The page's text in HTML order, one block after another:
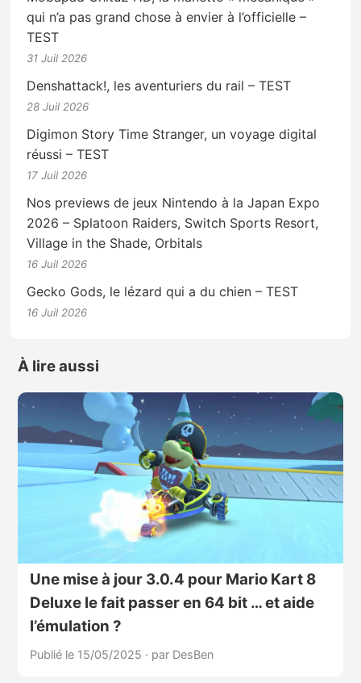
qui n’a pas grand chose à envier à l’officielle –
TEST
31 Juil 2026
Denshattack!, les aventuriers du rail – TEST
28 Juil 2026
Digimon Story Time Stranger, un voyage digital
réussi – TEST
17 Juil 2026
Nos previews de jeux Nintendo à la Japan Expo
2026 – Splatoon Raiders, Switch Sports Resort,
Village in the Shade, Orbitals
16 Juil 2026
Gecko Gods, le lézard qui a du chien – TEST
16 Juil 2026
À lire aussi
Une mise à jour 3.0.4 pour Mario Kart 8
Deluxe le fait passer en 64 bit … et aide
l’émulation ?
Publié le 15/05/2025 · par DesBen